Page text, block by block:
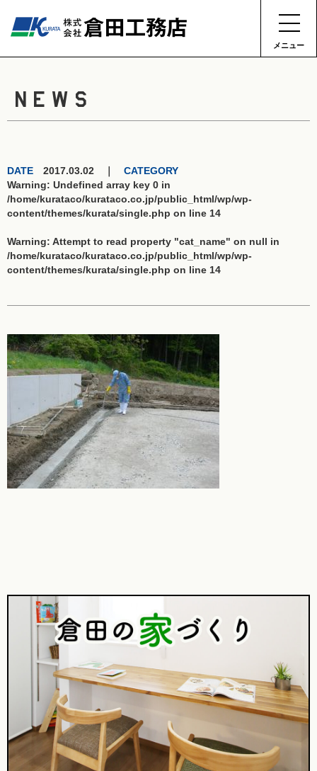
メニュー
NEWS
DATE 2017.03.02 ｜ CATEGORY
Warning: Undefined array key 0 in
/home/kurataco/kurataco.co.jp/public_html/wp/wp-
content/themes/kurata/single.php on line 14
Warning: Attempt to read property "cat_name" on null in
/home/kurataco/kurataco.co.jp/public_html/wp/wp-
content/themes/kurata/single.php on line 14